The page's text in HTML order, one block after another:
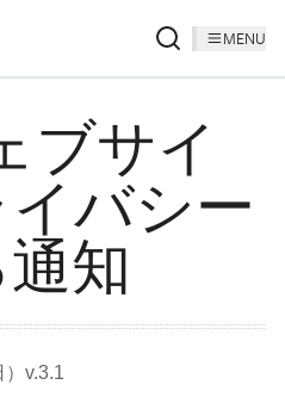
MENU
ブサイ
イバシー
知
v.3.1